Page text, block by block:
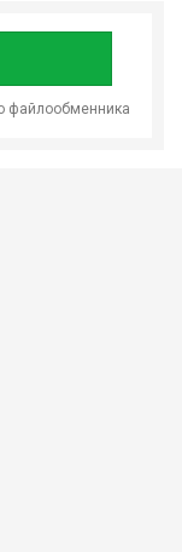
файлообменника